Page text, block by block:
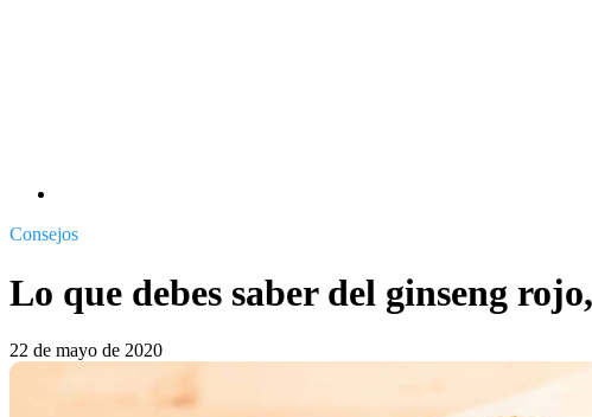
Consejos
Lo que debes saber del ginseng
22 de mayo de 2020